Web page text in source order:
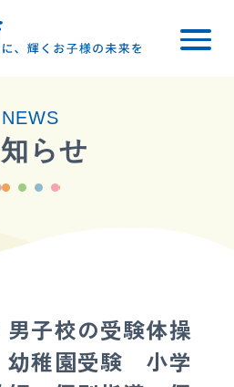
NEWS
らせ
男子校の受験体操
稚園受験 小学